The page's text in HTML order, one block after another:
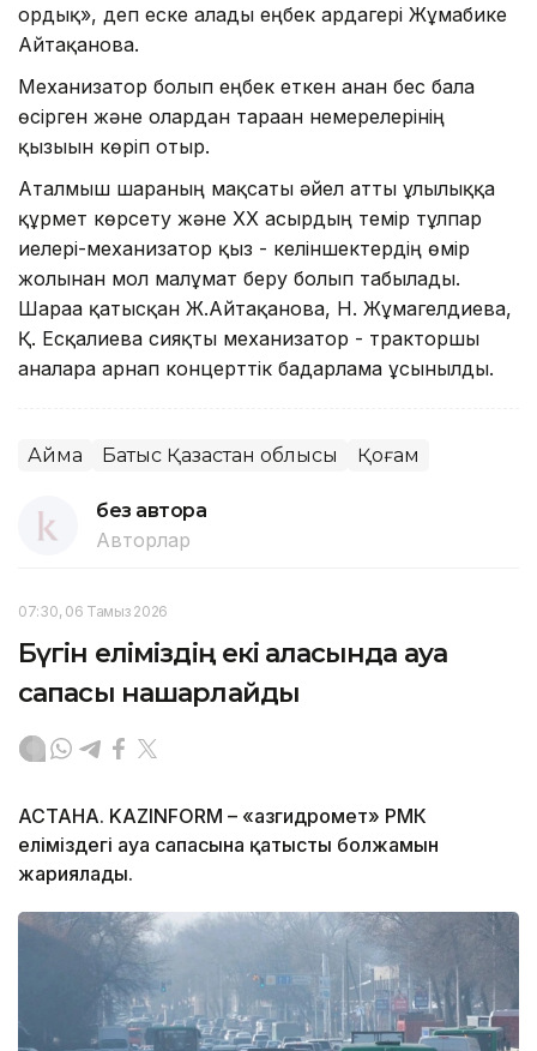
ордық», деп еске алады еңбек ардагері Жұмабике
Айтақанова.
Механизатор болып еңбек еткен анан бес бала
өсірген және олардан тараған немерелерінің
қызығын көріп отыр.
Аталмыш шараның мақсаты әйел атты ұлылыққа
құрмет көрсету және ХХ ғасырдың темір тұлпар
иелері-механизатор қыз - келіншектердің өмір
жолынан мол мағлұмат беру болып табылады.
Шараға қатысқан Ж.Айтақанова, Н. Жұмагелдиева,
Қ. Есқалиева сияқты механизатор - тракторшы
аналарға арнап концерттік бағдарлама ұсынылды.
Аймақ Батыс Қазақстан облысы Қоғам
без автора
Авторлар
07:30, 06 Тамыз 2026
Бүгін еліміздің екі қаласында ауа
сапасы нашарлайды
АСТАНА. KAZINFORM – «Қазгидромет» РМК
еліміздегі ауа сапасына қатысты болжамын
жариялады.